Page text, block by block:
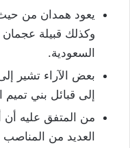
يعود همدان من
وكذلك قبيلة
السعودية.
بعض الآراء تشير
إلى قبائل بني تميم
من المتفق عليه أن
العديد من